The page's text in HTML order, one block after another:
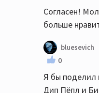
Согласен!
больше
bluesevich
0
Я бы поделил
Дип Пёпл и